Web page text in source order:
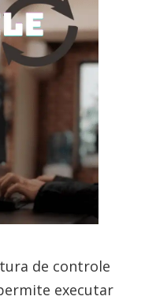
de controle
executar